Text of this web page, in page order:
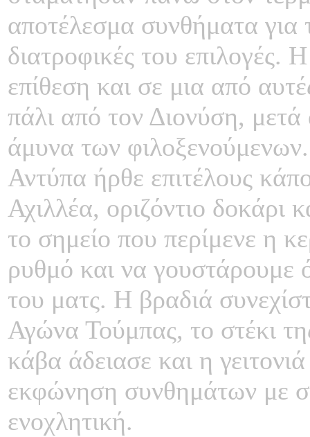
αποτέλεσμα συνθήματα για
διατροφικές του επιλογές.
επίθεση και σε μια από
πάλι από τον Διονύση,
άμυνα των
Αντύπα ήρθε επιτέλους
Αχιλλέα, οριζόντιο
το σημείο που περίμενε η
ρυθμό και να γουστάρουμε
του ματς. Η βραδιά
Αγώνα Τούμπας, το στέκι
κάβα άδειασε και η
εκφώνηση συνθημάτων με
ενοχλητική.